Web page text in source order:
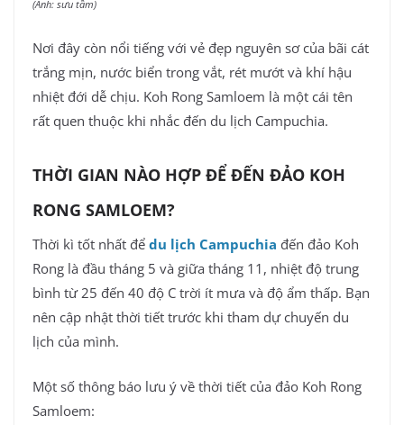
(Ảnh: sưu tầm)
Nơi đây còn nổi tiếng với vẻ đẹp nguyên sơ của bãi cát
trắng mịn, nước biển trong vắt, rét mướt và khí hậu
nhiệt đới dễ chịu. Koh Rong Samloem là một cái tên
rất quen thuộc khi nhắc đến du lịch Campuchia.
THỜI GIAN NÀO HỢP ĐỂ ĐẾN ĐẢO KOH
RONG SAMLOEM?
Thời kì tốt nhất để du lịch Campuchia đến đảo Koh
Rong là đầu tháng 5 và giữa tháng 11, nhiệt độ trung
bình từ 25 đến 40 độ C trời ít mưa và độ ẩm thấp. Bạn
nên cập nhật thời tiết trước khi tham dự chuyến du
lịch của mình.
Một số thông báo lưu ý về thời tiết của đảo Koh Rong
Samloem: